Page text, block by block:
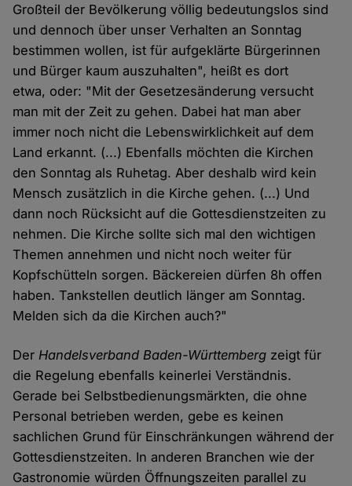
Großteil der Bevölkerung völlig bedeutungslos sind
und dennoch über unser Verhalten an Sonntag
bestimmen wollen, ist für aufgeklärte Bürgerinnen
und Bürger kaum auszuhalten", heißt es dort
etwa, oder: "Mit der Gesetzesänderung versucht
man mit der Zeit zu gehen. Dabei hat man aber
immer noch nicht die Lebenswirklichkeit auf dem
Land erkannt. (...) Ebenfalls möchten die Kirchen
den Sonntag als Ruhetag. Aber deshalb wird kein
Mensch zusätzlich in die Kirche gehen. (...) Und
dann noch Rücksicht auf die Gottesdienstzeiten zu
nehmen. Die Kirche sollte sich mal den wichtigen
Themen annehmen und nicht noch weiter für
Kopfschütteln sorgen. Bäckereien dürfen 8h offen
haben. Tankstellen deutlich länger am Sonntag.
Melden sich da die Kirchen auch?"
Der Handelsverband Baden-Württemberg zeigt für
die Regelung ebenfalls keinerlei Verständnis.
Gerade bei Selbstbedienungsmärkten, die ohne
Personal betrieben werden, gebe es keinen
sachlichen Grund für Einschränkungen während der
Gottesdienstzeiten. In anderen Branchen wie der
Gastronomie würden Öffnungszeiten parallel zu